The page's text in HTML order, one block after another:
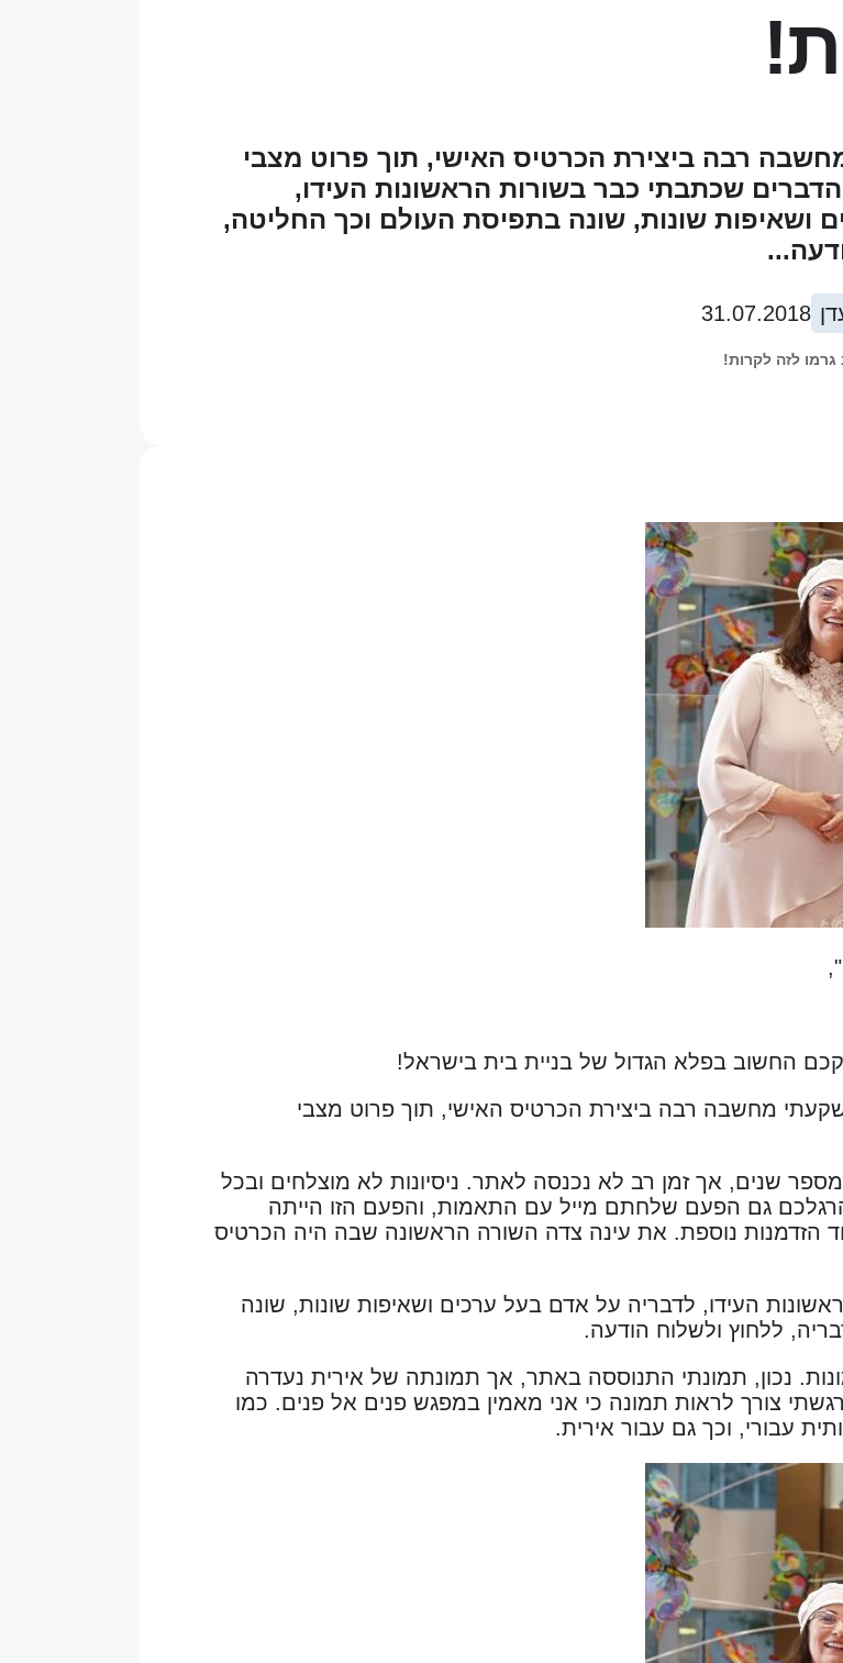
רבה ביצירת הכרטיס האישי, תוך פרוט מצבי
הדברים שכתבתי כבר בשורות הראשונות העידו,
ושאיפות שונות, שונה בתפיסת העולם וכך החליטה,
31.07.2018
לזה לקרות!
החשוב בפלא הגדול של בניית בית בישראל!
מחשבה רבה ביצירת הכרטיס האישי, תוך פרוט מצבי
שנים, אך זמן רב לא נכנסה לאתר. ניסיונות לא מוצלחים ובכל
גם הפעם שלחתם מייל עם התאמות, והפעם הזו הייתה
הזדמנות נוספת. את עינה צדה השורה הראשונה שבה היה הכרטיס
העידו, לדבריה על אדם בעל ערכים ושאיפות שונות, שונה
ללחוץ ולשלוח הודעה.
נכון, תמונתי התנוססה באתר, אך תמונתה של אירית נעדרה
צורך לראות תמונה כי אני מאמין במפגש פנים אל פנים. כמו
עבורי, וכך גם עבור אירית.